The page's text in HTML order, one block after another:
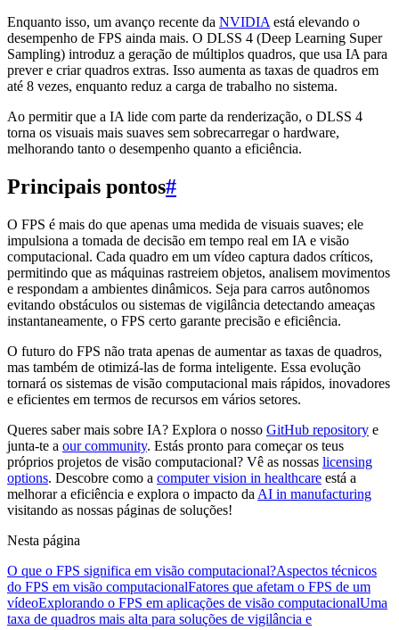
Enquanto isso, um avanço recente da NVIDIA está elevando o
desempenho de FPS ainda mais. O DLSS 4 (Deep Learning Super
Sampling) introduz a geração de múltiplos quadros, que usa IA para
prever e criar quadros extras. Isso aumenta as taxas de quadros em
até 8 vezes, enquanto reduz a carga de trabalho no sistema.
Ao permitir que a IA lide com parte da renderização, o DLSS 4
torna os visuais mais suaves sem sobrecarregar o hardware,
melhorando tanto o desempenho quanto a eficiência.
Principais pontos#
O FPS é mais do que apenas uma medida de visuais suaves; ele
impulsiona a tomada de decisão em tempo real em IA e visão
computacional. Cada quadro em um vídeo captura dados críticos,
permitindo que as máquinas rastreiem objetos, analisem movimentos
e respondam a ambientes dinâmicos. Seja para carros autônomos
evitando obstáculos ou sistemas de vigilância detectando ameaças
instantaneamente, o FPS certo garante precisão e eficiência.
O futuro do FPS não trata apenas de aumentar as taxas de quadros,
mas também de otimizá-las de forma inteligente. Essa evolução
tornará os sistemas de visão computacional mais rápidos, inovadores
e eficientes em termos de recursos em vários setores.
Queres saber mais sobre IA? Explora o nosso GitHub repository e
junta-te a our community. Estás pronto para começar os teus
próprios projetos de visão computacional? Vê as nossas licensing
options. Descobre como a computer vision in healthcare está a
melhorar a eficiência e explora o impacto da AI in manufacturing
visitando as nossas páginas de soluções!
Nesta página
O que o FPS significa em visão computacional?Aspectos técnicos
do FPS em visão computacionalFatores que afetam o FPS de um
vídeoExplorando o FPS em aplicações de visão computacionalUma
taxa de quadros mais alta para soluções de vigilância e